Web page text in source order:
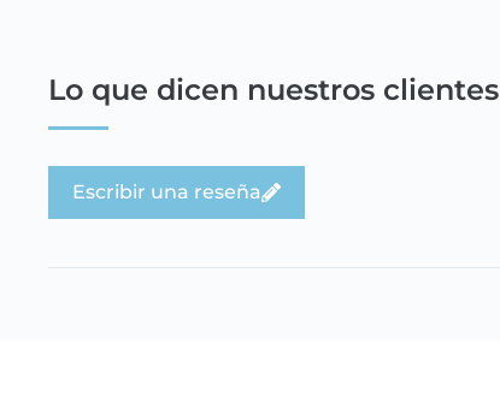
Lo que dicen nuestros clientes
Escribir una reseña